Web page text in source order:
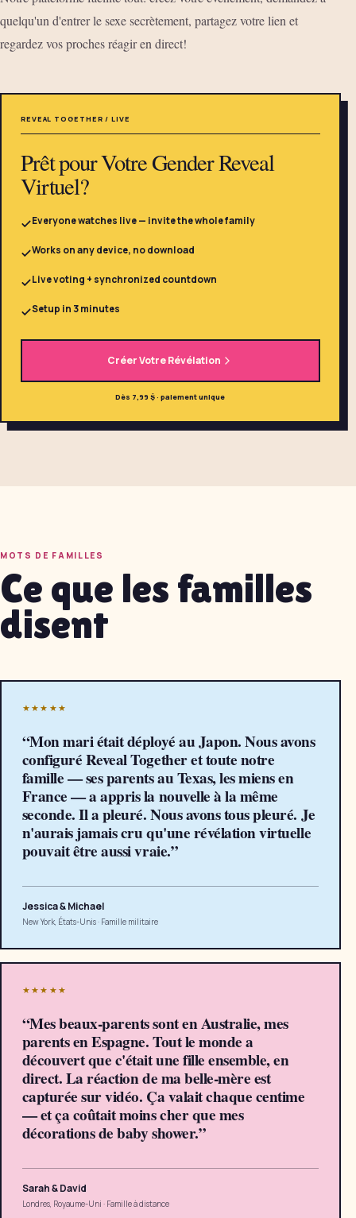
quelqu'un d'entrer le sexe secrètement, partagez votre lien et
regardez vos proches réagir en direct!
REVEAL TOGETHER / LIVE
Prêt pour Votre Gender Reveal
Virtuel?
Everyone watches live — invite the whole family
Works on any device, no download
Live voting + synchronized countdown
Setup in 3 minutes
Créer Votre Révélation
Dès 7,99 $ · paiement unique
MOTS DE FAMILLES
Ce que les familles
disent
★★★★★
“Mon mari était déployé au Japon. Nous avons
configuré Reveal Together et toute notre
famille — ses parents au Texas, les miens en
France — a appris la nouvelle à la même
seconde. Il a pleuré. Nous avons tous pleuré. Je
n'aurais jamais cru qu'une révélation virtuelle
pouvait être aussi vraie.”
Jessica & Michael
New York, États-Unis· Famille militaire
★★★★★
“Mes beaux-parents sont en Australie, mes
parents en Espagne. Tout le monde a
découvert que c'était une fille ensemble, en
direct. La réaction de ma belle-mère est
capturée sur vidéo. Ça valait chaque centime
— et ça coûtait moins cher que mes
décorations de baby shower.”
Sarah & David
Londres, Royaume-Uni · Famille à distance